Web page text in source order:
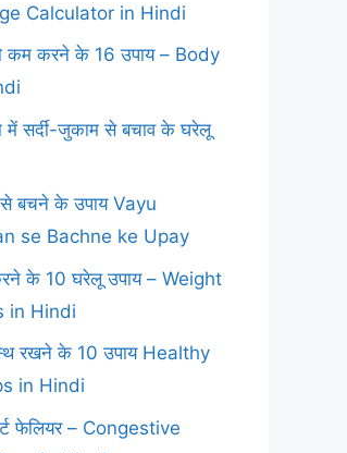
Calculator in Hindi
कम करने के 16 उपाय – Body
सर्दी-जुकाम से बचाव के घरेलू
से बचने के उपाय Vayu
se Bachne ke Upay
के 10 घरेलू उपाय – Weight
in Hindi
रखने के 10 उपाय Healthy
in Hindi
फेलियर – Congestive